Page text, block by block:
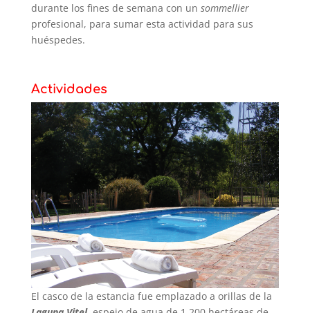
durante los fines de semana con un sommellier
profesional, para sumar esta actividad para sus
huéspedes.
Actividades
El casco de la estancia fue emplazado a orillas de la